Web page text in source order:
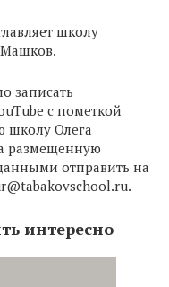
школу
записать
с пометкой
школу Олега
размещенную
отправить на
.
интересно